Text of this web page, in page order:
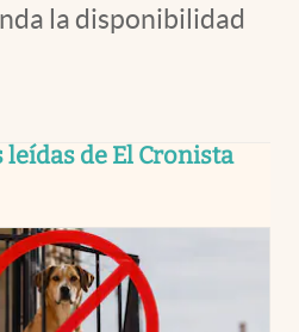
la disponibilidad
leídas de El Cronista